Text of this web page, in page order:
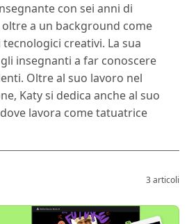
con sei anni di
oltre a un background come
creativi. La sua
insegnanti a far conoscere
Oltre al suo lavoro nel
Katy si dedica anche al suo
lavora come tatuatrice
3 articoli